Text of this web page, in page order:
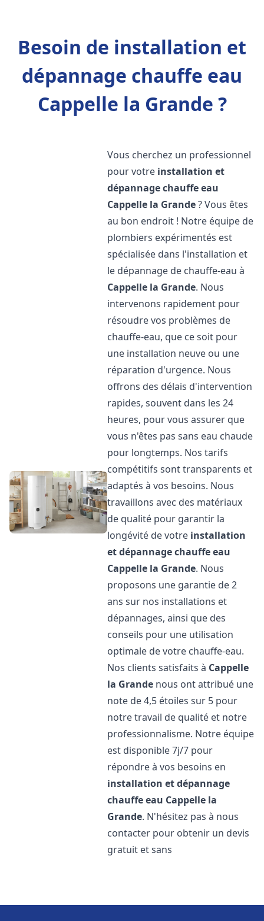
Besoin de installation et
dépannage chauffe eau
Cappelle la Grande ?
Vous cherchez un professionnel
pour votre installation et
dépannage chauffe eau
Cappelle la Grande? Vous êtes
au bon endroit ! Notre équipe de
plombiers expérimentés est
spécialisée dans l'installation et
le dépannage de chauffe-eau à
Cappelle la Grande. Nous
intervenons rapidement pour
résoudre vos problèmes de
chauffe-eau, que ce soit pour
une installation neuve ou une
réparation d'urgence. Nous
offrons des délais d'intervention
rapides, souvent dans les 24
heures, pour vous assurer que
vous n'êtes pas sans eau chaude
pour longtemps. Nos tarifs
compétitifs sont transparents et
adaptés à vos besoins. Nous
travaillons avec des matériaux
de qualité pour garantir la
longévité de votre installation
et dépannage chauffe eau
Cappelle la Grande. Nous
proposons une garantie de 2
ans sur nos installations et
dépannages, ainsi que des
conseils pour une utilisation
optimale de votre chauffe-eau.
Nos clients satisfaits à Cappelle
la Grande nous ont attribué une
note de 4,5 étoiles sur 5 pour
notre travail de qualité et notre
professionnalisme. Notre équipe
est disponible 7j/7 pour
répondre à vos besoins en
installation et dépannage
chauffe eau Cappelle la
Grande. N'hésitez pas à nous
contacter pour obtenir un devis
gratuit et sans